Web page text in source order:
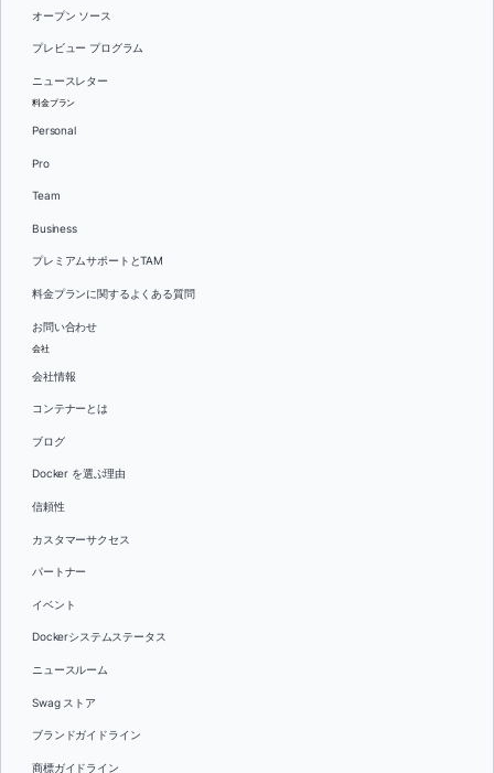
オープン ソース
プレビュー プログラム
ニュースレター
料金プラン
Personal
Pro
Team
Business
プレミアムサポートとTAM
料金プランに関するよくある質問
お問い合わせ
会社
会社情報
コンテナーとは
ブログ
Docker を選ぶ理由
信頼性
カスタマーサクセス
パートナー
イベント
Dockerシステムステータス
ニュースルーム
Swag ストア
ブランドガイドライン
商標ガイドライン